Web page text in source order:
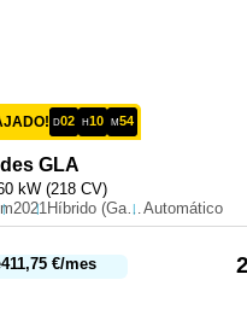
D02 H10 M54
GLA
kW (218 CV)
2021 Híbrido (Gasolina)Automático
411,75 €/mes